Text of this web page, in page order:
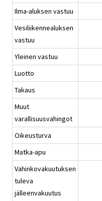
Ilma-aluksen vastuu
Vesiliikennealuksen
vastuu
Yleinen vastuu
Luotto
Takaus
Muut
varallisuusvahingot
Oikeusturva
Matka-apu
Vahinkovakuutuksen
tuleva
jälleenvakuutus